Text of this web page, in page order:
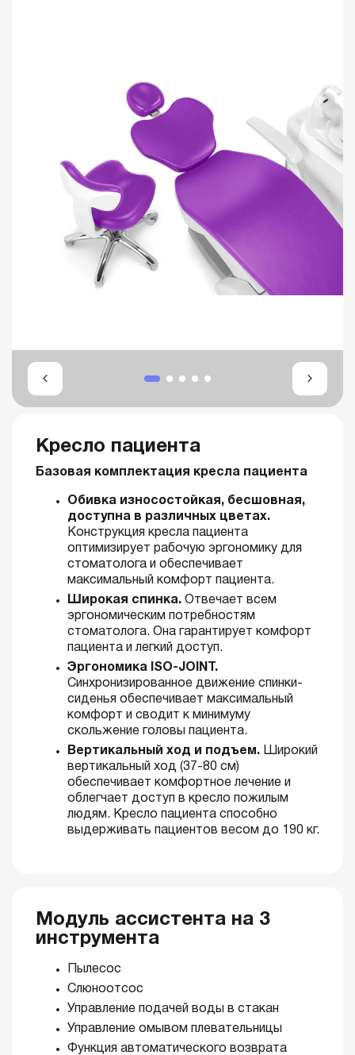
Кресло пациента
Базовая комплектация кресла пациента
Обивка износостойкая, бесшовная,
доступна в различных цветах.
Конструкция кресла пациента
оптимизирует рабочую эргономику для
стоматолога и обеспечивает
максимальный комфорт пациента.
Широкая спинка. Отвечает всем
эргономическим потребностям
стоматолога. Она гарантирует комфорт
пациента и легкий доступ.
Эргономика ISO-JOINT.
Синхронизированное движение спинки-
сиденья обеспечивает максимальный
комфорт и сводит к минимуму
скольжение головы пациента.
Вертикальный ход и подъем. Широкий
вертикальный ход (37-80 см)
обеспечивает комфортное лечение и
облегчает доступ в кресло пожилым
людям. Кресло пациента способно
выдерживать пациентов весом до 190 кг.
Модуль ассистента на 3
инструмента
Пылесос
Слюноотсос
Управление подачей воды в стакан
Управление омывом плевательницы
Функция автоматического возврата